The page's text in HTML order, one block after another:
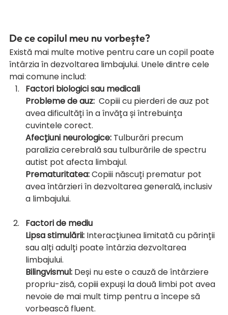
De ce copilul meu nu vorbește?
Există mai multe motive pentru care un copil poate
întârzia în dezvoltarea limbajului. Unele dintre cele
mai comune includ:
Factori biologici sau medicali
Probleme de auz:
  Copiii cu pierderi de auz pot
avea dificultăți în a învăța și întrebuința
cuvintele corect.
Afecțiuni neurologice: Tulburări precum
paralizia cerebrală sau tulburările de spectru
autist pot afecta limbajul.
Prematuritatea: Copiii născuți prematur pot
avea întârzieri în dezvoltarea generală, inclusiv
a limbajului.
Factori de mediu
Lipsa stimulării: Interacțiunea limitată cu părinții
sau alți adulți poate întârzia dezvoltarea
limbajului.
Bilingvismul: Deși nu este o cauză de întârziere
propriu-zisă, copiii expuși la două limbi pot avea
nevoie de mai mult timp pentru a începe să
vorbească fluent.